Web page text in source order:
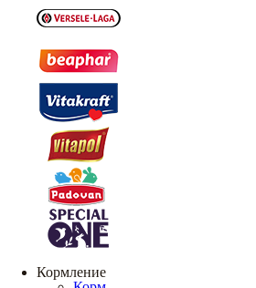
Кормление